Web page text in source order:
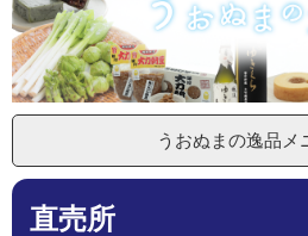
うおぬまの逸品メ
本
直売所